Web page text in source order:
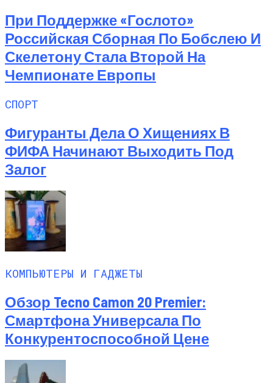
При Поддержке «Гослото»
Российская Сборная По Бобслею И
Скелетону Стала Второй На
Чемпионате Европы
СПОРТ
Фигуранты Дела О Хищениях В
ФИФА Начинают Выходить Под
Залог
КОМПЬЮТЕРЫ И ГАДЖЕТЫ
Обзор Tecno Camon 20 Premier:
Смартфона Универсала По
Конкурентоспособной Цене